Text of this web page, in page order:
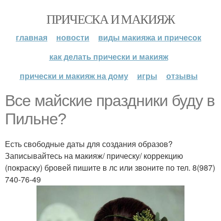
ПРИЧЕСКА И МАКИЯЖ
главная новости
виды макияжа и причесок
как делать прически и макияж
прически и макияж на дому
игры отзывы
Все майские праздники буду в
Пильне?
Есть свободные даты для создания образов?
Записывайтесь на макияж/ прическу/ коррекцию
(покраску) бровей пишите в лс или звоните по тел. 8(987)
740-76-49